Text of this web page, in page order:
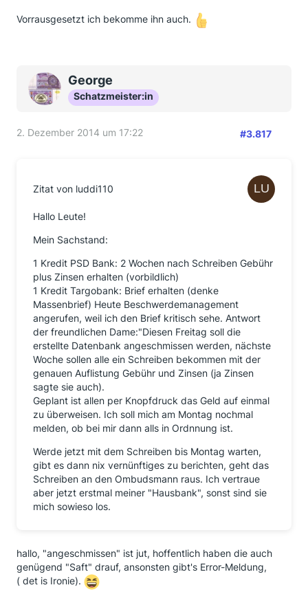
Vorrausgesetzt ich bekomme ihn auch.
George
Schatzmeister:in
2. Dezember 2014 um 17:22 #3.817
Zitat von luddi110
Hallo Leute!
Mein Sachstand:
1 Kredit PSD Bank: 2 Wochen nach Schreiben Gebühr
plus Zinsen erhalten (vorbildlich)
1 Kredit Targobank: Brief erhalten (denke
Massenbrief) Heute Beschwerdemanagement
angerufen, weil ich den Brief kritisch sehe. Antwort
der freundlichen Dame:"Diesen Freitag soll die
erstellte Datenbank angeschmissen werden, nächste
Woche sollen alle ein Schreiben bekommen mit der
genauen Auflistung Gebühr und Zinsen (ja Zinsen
sagte sie auch).
Geplant ist allen per Knopfdruck das Geld auf einmal
zu überweisen. Ich soll mich am Montag nochmal
melden, ob bei mir dann alls in Ordnnung ist.
Werde jetzt mit dem Schreiben bis Montag warten,
gibt es dann nix vernünftiges zu berichten, geht das
Schreiben an den Ombudsmann raus. Ich vertraue
aber jetzt erstmal meiner "Hausbank", sonst sind sie
mich sowieso los.
hallo, "angeschmissen" ist jut, hoffentlich haben die auch
genügend "Saft" drauf, ansonsten gibt's Error-Meldung,
( det is Ironie).